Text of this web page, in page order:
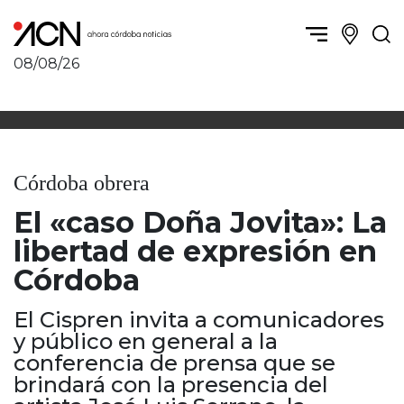
08/08/26
Política y Economía
Córdoba obrera
Córdoba, la Docta
Ambiente y sustentabilidad
Deportes
Córdoba diverse
Córdoba independiente
Internacionales
Humor
Córdoba, la ciudad
Villa María y zona
San Francisco y zona
Traslasierra
Punilla / Carlos Paz
Marcos Juárez
Río Primero
Valle de Calamuchita
Jesús María y norte
Córdoba obrera
El «caso Doña Jovita»: La
libertad de expresión en
Córdoba
El Cispren invita a comunicadores
y público en general a la
conferencia de prensa que se
brindará con la presencia del